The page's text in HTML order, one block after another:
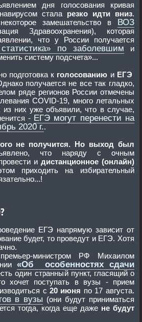
дня голосования кривая
стала резко идти вниз.
Это даже вызвало некоторое замешательство в ВОЗ
Здравоохранения), которая
«необычная статистика» по заболевшим и
систему подсчета»...
подготовка к голосованию и ЕГЭ
не все так гладко,
ряде регионов России отмечены
- ЕГЭ могут перенести на
2020 г..
выход был
что наряду с очным
и дистанционное (онлайн)
на избирательный
ЕГЭ напрямую зависит от
будет, то проведут и ЕГЭ. Хотя
министром РФ Михаилом
«Об особенностях сдачи
один странный пункт, гласящий о
хочет поступать в вузы - прием
будет производиться с 20 июня по 17 августа.
в вузы (они будут приниматься
тогда, когда еще даже не будут